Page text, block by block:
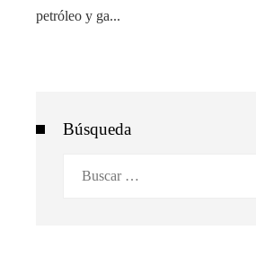
petróleo y ga...
Búsqueda